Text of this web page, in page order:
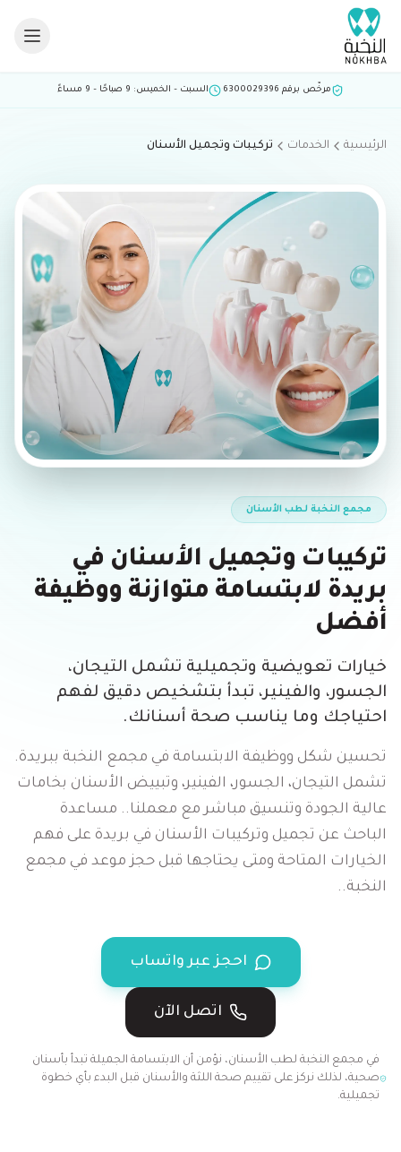
تخطي إلى المحتوى
مرخّص برقم 6300029396 · السبت – الخميس: 9 صباحًا – 9 مساءً
الرئيسية الخدمات تركيبات وتجميل الأسنان
مجمع النخبة لطب الأسنان
تركيبات وتجميل الأسنان في
بريدة لابتسامة متوازنة ووظيفة
أفضل
خيارات تعويضية وتجميلية تشمل التيجان،
الجسور، والفينير، تبدأ بتشخيص دقيق لفهم
احتياجك وما يناسب صحة أسنانك.
تحسين شكل ووظيفة الابتسامة في مجمع النخبة ببريدة.
تشمل التيجان، الجسور، الفينير، وتبييض الأسنان بخامات
عالية الجودة وتنسيق مباشر مع معملنا. . مساعدة
الباحث عن تجميل وتركيبات الأسنان في بريدة على فهم
الخيارات المتاحة ومتى يحتاجها قبل حجز موعد في مجمع
النخبة. .
احجز عبر واتساب
اتصل الآن
في مجمع النخبة لطب الأسنان، نؤمن أن الابتسامة الجميلة تبدأ بأسنان
صحية، لذلك نركز على تقييم صحة اللثة والأسنان قبل البدء بأي خطوة
تجميلية.